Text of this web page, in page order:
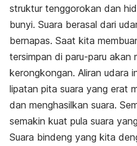
struktur tenggorokan dan
bunyi. Suara berasal dari
bernapas. Saat kita
tersimpan di paru-paru akan
kerongkongan. Aliran udara
lipatan pita suara yang erat
dan menghasilkan suara.
semakin kuat pula suara
Suara bindeng yang kita